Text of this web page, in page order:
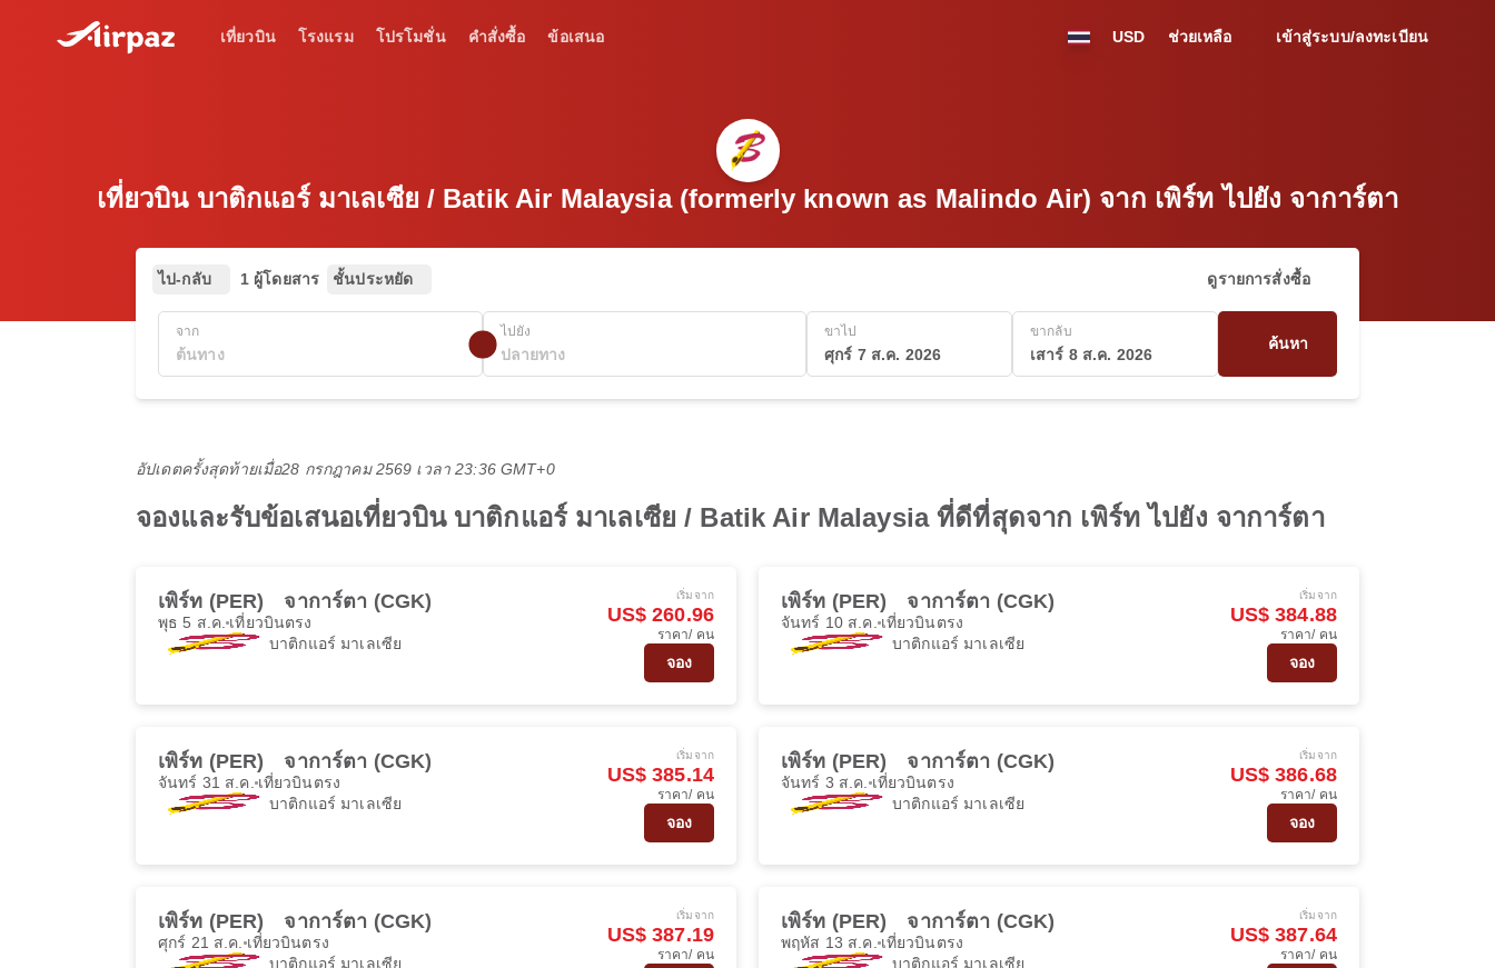
เที่ยวบิน โรงแรม โปรโมชั่น คำสั่งซื้อ ข้อเสนอ USD ช่วยเหลือ เข้าสู่ระบบ/ลงทะเบียน
เที่ยวบิน บาติกแอร์ มาเลเซีย / Batik Air Malaysia (formerly known as Malindo Air) จาก เพิร์ท ไปยัง จาการ์ตา
ไป-กลับ 1 ผู้โดยสาร ชั้นประหยัด ดูรายการสั่งซื้อ
จาก ไปยัง ขาไป
ศุกร์ 7 ส.ค. 2026
ขากลับ
เสาร์ 8 ส.ค. 2026
ค้นหา
อัปเดตครั้งสุดท้ายเมื่อ28 กรกฎาคม 2569 เวลา 23:36 GMT+0
จองและรับข้อเสนอเที่ยวบิน บาติกแอร์ มาเลเซีย / Batik Air Malaysia ที่ดีที่สุดจาก เพิร์ท ไปยัง จาการ์ตา
เพิร์ท (PER) จาการ์ตา (CGK)
พุธ 5 ส.ค. เที่ยวบินตรง
บาติกแอร์ มาเลเซีย
เริ่มจาก
US$ 260.96
ราคา/ คน
จอง
เพิร์ท (PER) จาการ์ตา (CGK)
จันทร์ 10 ส.ค. เที่ยวบินตรง
บาติกแอร์ มาเลเซีย
เริ่มจาก
US$ 384.88
ราคา/ คน
จอง
เพิร์ท (PER) จาการ์ตา (CGK)
จันทร์ 31 ส.ค. เที่ยวบินตรง
บาติกแอร์ มาเลเซีย
เริ่มจาก
US$ 385.14
ราคา/ คน
จอง
เพิร์ท (PER) จาการ์ตา (CGK)
จันทร์ 3 ส.ค. เที่ยวบินตรง
บาติกแอร์ มาเลเซีย
เริ่มจาก
US$ 386.68
ราคา/ คน
จอง
เพิร์ท (PER) จาการ์ตา (CGK)
ศุกร์ 21 ส.ค. เที่ยวบินตรง
บาติกแอร์ มาเลเซีย
เริ่มจาก
US$ 387.19
ราคา/ คน
เพิร์ท (PER) จาการ์ตา (CGK)
พฤหัส 13 ส.ค. เที่ยวบินตรง
บาติกแอร์ มาเลเซีย
เริ่มจาก
US$ 387.64
ราคา/ คน